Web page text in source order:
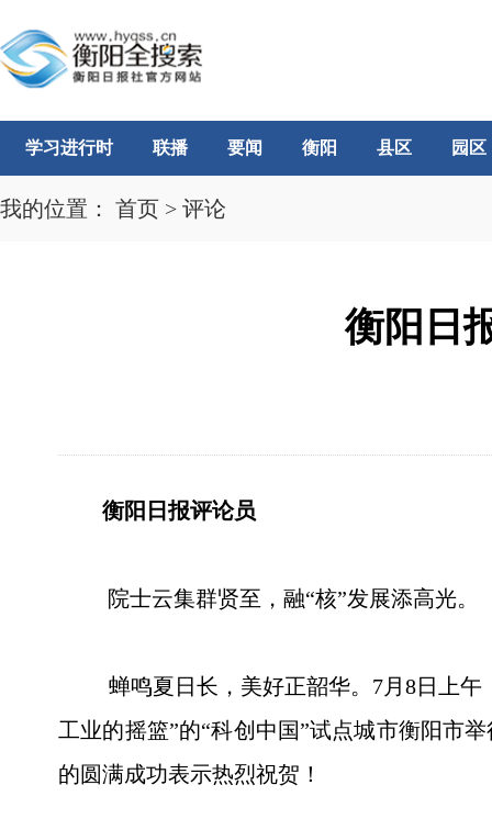
学习进行时 联播 要闻 衡阳 县区 园区
我的位置： 首页 > 评论
衡阳日
衡阳日报评论员
院士云集群贤至，融“核”发展添高光。
蝉鸣夏日长，美好正韶华。7月8日上午
工业的摇篮”的“科创中国”试点城市衡阳市
的圆满成功表示热烈祝贺！